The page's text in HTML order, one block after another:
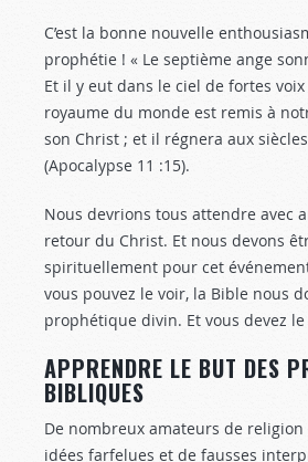
C’est la bonne nouvelle
prophétie ! « Le septième ange
Et il y eut dans le ciel de fortes
royaume du monde est remis à
son Christ ; et il régnera aux
(Apocalypse 11 :15).
Nous devrions tous attendre avec
retour du Christ. Et nous devons
spirituellement pour cet
vous pouvez le voir, la Bible nous
prophétique divin. Et vous devez
APPRENDRE LE BUT DES
BIBLIQUES
De nombreux amateurs de
idées farfelues et de fausses